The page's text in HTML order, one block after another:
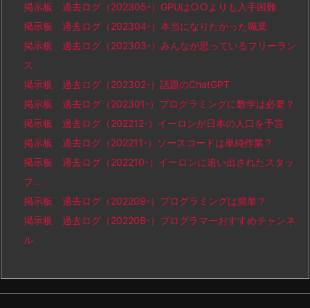
掲示板 過去ログ（202305-）GPUは○○よりも入手困難
掲示板 過去ログ（202304-）本当になりたかった職業
掲示板 過去ログ（202303-）みんなが思っているフリーラン
ス
掲示板 過去ログ（202302-）話題のChatGPT
掲示板 過去ログ（202301-）プログラミングに数学は必要？
掲示板 過去ログ（202212-）イーロンが日本の人口を予言
掲示板 過去ログ（202211-）ソースコードは単純作業？
掲示板 過去ログ（202210-）イーロンに追い出されたスタッ
フ…
掲示板 過去ログ（202209-）プログラミングは簡単？
掲示板 過去ログ（202208-）プログラマーおすすめチャンネ
ル